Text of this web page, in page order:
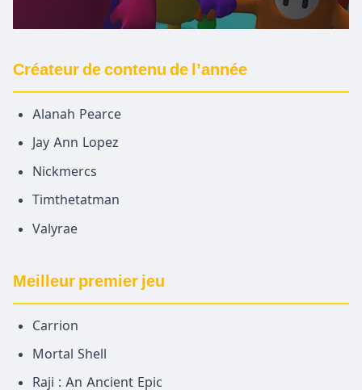
Créateur de contenu de l’année
Alanah Pearce
Jay Ann Lopez
Nickmercs
Timthetatman
Valyrae
Meilleur premier jeu
Carrion
Mortal Shell
Raji : An Ancient Epic